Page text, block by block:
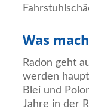
Was
Radon geht
werden
Blei und
Jahre in der